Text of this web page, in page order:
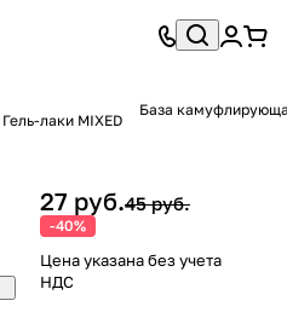
Гель-лаки MIXED
База
27 руб.45 руб.
-40%
Цена указана без учета
НДС